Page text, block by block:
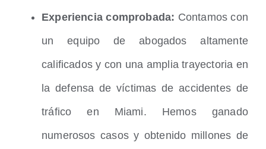
Experiencia comprobada: Contamos con
un equipo de abogados altamente
calificados y con una amplia trayectoria en
la defensa de víctimas de accidentes de
tráfico en Miami. Hemos ganado
numerosos casos y obtenido millones de